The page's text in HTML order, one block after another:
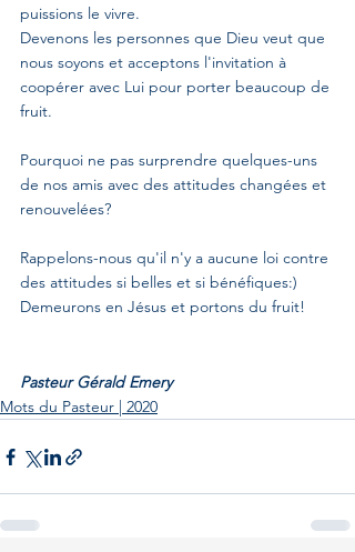
puissions le vivre.
Devenons les personnes que Dieu veut que
nous soyons et acceptons l'invitation à
coopérer avec Lui pour porter beaucoup de
fruit.
Pourquoi ne pas surprendre quelques-uns
de nos amis avec des attitudes changées et
renouvelées?
Rappelons-nous qu'il n'y a aucune loi contre
des attitudes si belles et si bénéfiques:)
Demeurons en Jésus et portons du fruit!
Pasteur Gérald Emery
Mots du Pasteur | 2020